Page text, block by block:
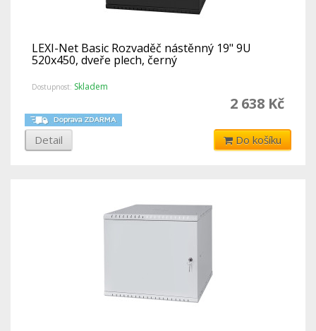
LEXI-Net Basic Rozvaděč nástěnný 19" 9U
520x450, dveře plech, černý
Dostupnost: Skladem
2 638 Kč
Detail Do košíku